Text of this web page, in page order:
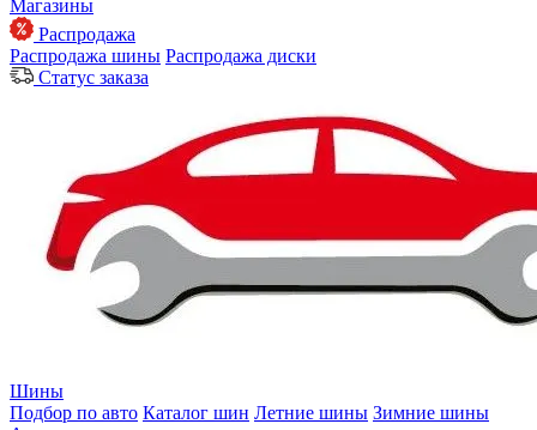
Магазины
Распродажа
Распродажа шины Распродажа диски
Статус заказа
Шины
Подбор по авто Каталог шин Летние шины Зимние шины